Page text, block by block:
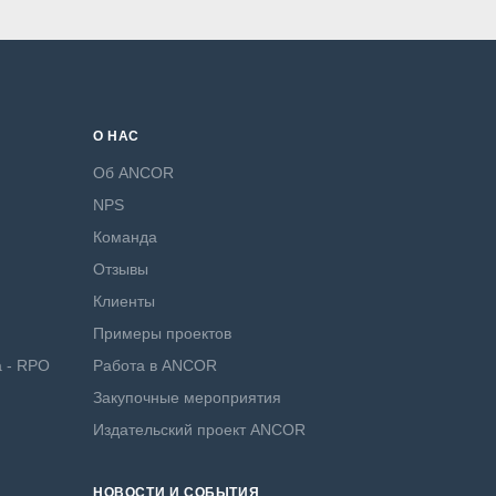
- RPO
О НАС
Об ANCOR
NPS
Команда
Отзывы
Клиенты
Примеры проектов
Работа в ANCOR
Закупочные мероприятия
Издательский проект ANCOR
НОВОСТИ И СОБЫТИЯ